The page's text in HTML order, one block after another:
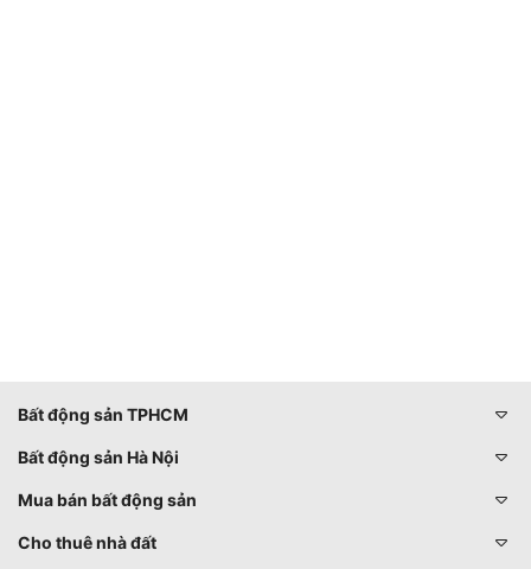
Bất động sản TPHCM
Bất động sản Hà Nội
Mua bán bất động sản
Cho thuê nhà đất